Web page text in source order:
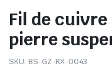
Fil de
pierre
SKU: BS-GZ-RX-0043